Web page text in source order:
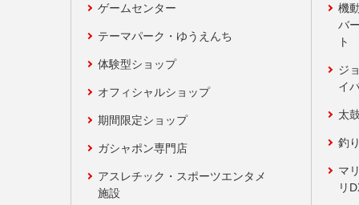
ゲームセンター
テーマパーク・ゆうえんち
体験型ショップ
オフィシャルショップ
期間限定ショップ
ガシャポン専門店
アスレチック・スポーツエンタメ
施設
機
バ
ト
ジ
イ
太
釣
マ
リ